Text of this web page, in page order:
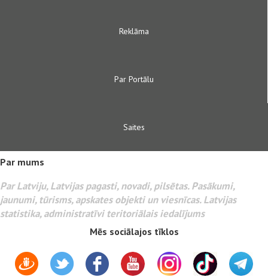
Reklāma
Par Portālu
Saites
Par mums
Par Latviju, Latvijas pagasti, novadi, pilsētas. Pasākumi,
jaunumi, tūrisms, apskates objekti un viesnīcas. Latvijas
statistika, administratīvi teritoriālais iedalījums
Mēs sociālajos tīklos